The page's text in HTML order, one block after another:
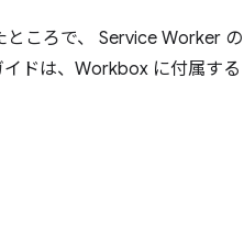
ころで、 Service Worker の
ドは、Workbox に付属する